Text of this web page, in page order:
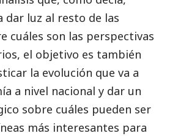
dar luz al resto de las
cuáles son las perspectivas
el objetivo es también
la evolución que va a
a nivel nacional y dar un
sobre cuáles pueden ser
más interesantes para